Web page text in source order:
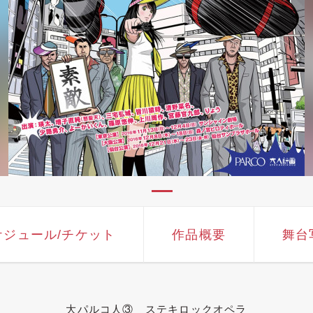
ジュール/チケット 作品概要 舞台
大パルコ人③ ステキロックオペラ